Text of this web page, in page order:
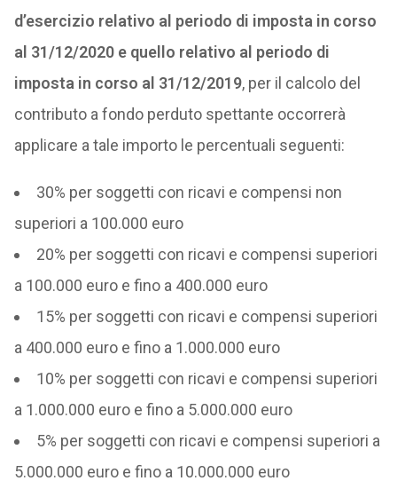
d’esercizio relativo al periodo di imposta in corso
al 31/12/2020 e quello relativo al periodo di
imposta in corso al 31/12/2019, per il calcolo del
contributo a fondo perduto spettante occorrerà
applicare a tale importo le percentuali seguenti:
30% per soggetti con ricavi e compensi non
superiori a 100.000 euro
20% per soggetti con ricavi e compensi superiori
a 100.000 euro e fino a 400.000 euro
15% per soggetti con ricavi e compensi superiori
a 400.000 euro e fino a 1.000.000 euro
10% per soggetti con ricavi e compensi superiori
a 1.000.000 euro e fino a 5.000.000 euro
5% per soggetti con ricavi e compensi superiori a
5.000.000 euro e fino a 10.000.000 euro